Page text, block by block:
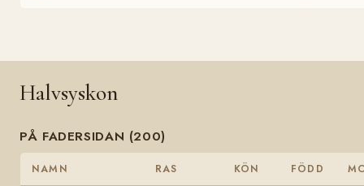
Halvsyskon
PÅ FADERSIDAN (200)
NAMN RAS KÖN FÖDD